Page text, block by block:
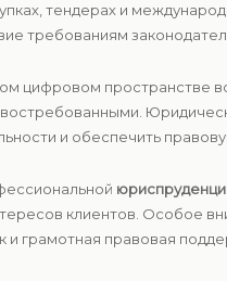
тендерах и
требованиям
пространстве
и обеспечить
клиентов. Особое
и грамотная правовая